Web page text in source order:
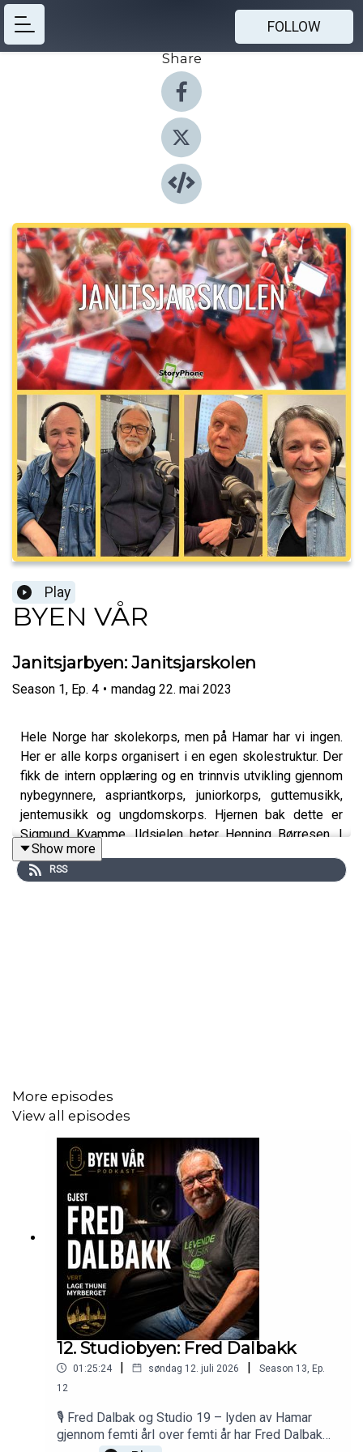
FOLLOW
Share
Play
BYEN VÅR
Janitsjarbyen: Janitsjarskolen
Season 1, Ep. 4 • mandag 22. mai 2023
Hele Norge har skolekorps, men på Hamar har vi ingen.
Her er alle korps organisert i en egen skolestruktur. Der
fikk de intern opplæring og en trinnvis utvikling gjennom
nybegynnere, aspriantkorps, juniorkorps, guttemusikk,
jentemusikk og ungdomskorps. Hjernen bak dette er
Sigmund Kvamme. Ildsjelen heter Henning Børresen. I
gamle dager var det de eldste som lærte de yngste. I
dag er det kulturskolen som tar seg av opplæringen.
du liker denne episoden kan du blir samarbeidspartner
eller sponsor for fremtidige produksjoner. Ta bare
kontakt med oss.
Show more
RSS
More episodes
View all episodes
12. Studiobyen: Fred Dalbakk
01:25:24 | søndag 12. juli 2026 | Season 13, Ep.
12
🎙️ Fred Dalbak og Studio 19 – lyden av Hamar
gjennom femti årI over femti år har Fred Dalbak